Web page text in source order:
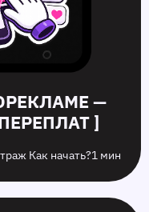
—
]
Как начать?1 мин